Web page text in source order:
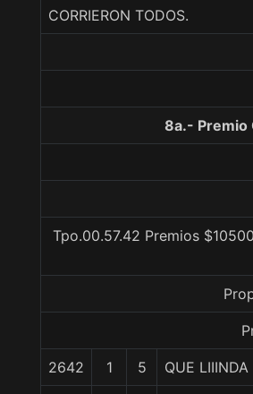
CORRIERON TODOS.
8a.- Premio
Tpo.00.57.42 Premios
2642 1 5 QUE LIIINDA